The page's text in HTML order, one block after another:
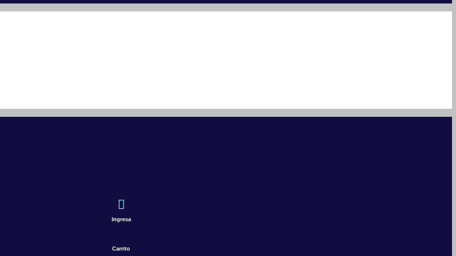
Ingresa
Carrito